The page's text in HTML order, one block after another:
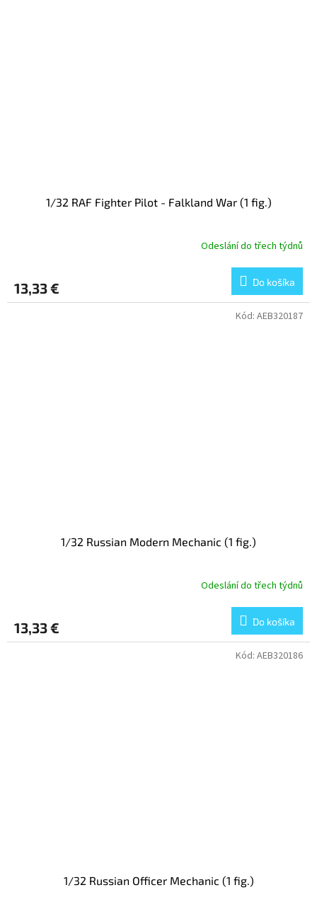
1/32 RAF Fighter Pilot - Falkland War (1 fig.)
Odeslání do třech týdnů
13,33 € Do košíka
1/32 Russian Modern Mechanic (1 fig.)
Odeslání do třech týdnů
13,33 € Do košíka
Kód: AEB320187
1/32 Russian Officer Mechanic (1 fig.)
Kód: AEB320186